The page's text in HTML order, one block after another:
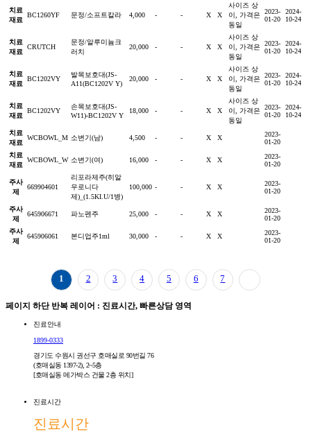
치료
재료
BC1260YF 문정/소프트칼라 4,000 - - X X
사이즈 상
이, 가격은
동일
2023-
01-20
2024-
10-24
치료
재료
CRUTCH
문정/알루미늄크
러치
20,000 - - X X
사이즈 상
이, 가격은
동일
2023-
01-20
2024-
10-24
치료
재료
BC1202VY
발목보호대(JS-
A11(BC1202V Y)
20,000 - - X X
사이즈 상
이, 가격은
동일
2023-
01-20
2024-
10-24
치료
재료
BC1202VY
손목보호대(JS-
W11)-BC1202V Y
18,000 - - X X
사이즈 상
이, 가격은
동일
2023-
01-20
2024-
10-24
치료
재료
WCBOWL_M 소변기(남) 4,500 - - X X
2023-
01-20
치료
재료
WCBOWL_W 소변기(여) 16,000 - - X X
2023-
01-20
주사
제
669904601
리포라제주(히알
우로니다
제)_(1.5KI.U/1병)
100,000 - - X X
2023-
01-20
주사
제
645906671 파노펜주 25,000 - - X X
2023-
01-20
주사
제
645906061 본디업주1ml 30,000 - - X X
2023-
01-20
1 2 3 4 5 6 7
페이지 하단 반복 레이어 : 진료시간, 빠른상담 영역
진료안내
1899-0333
경기도 수원시 권선구 호매실로 90번길 76
(호매실동 1397-2), 2~5층
[호매실동 메가박스 건물 2층 위치]
진료시간
진료시간